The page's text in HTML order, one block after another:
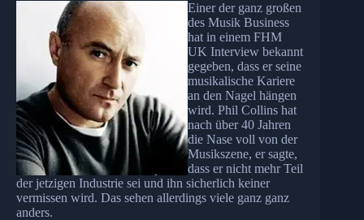
Einer der ganz großen
des Musik Business
hat in einem FHM
UK Interview bekannt
gegeben, dass er seine
musikalische Kariere
an den Nagel hängen
wird. Phil Collins hat
nach über 40 Jahren
die Nase voll von der
Musikszene, er sagte,
dass er nicht mehr Teil
der jetzigen Industrie sei und ihn sicherlich keiner
vermissen wird. Das sehen allerdings viele ganz ganz
anders.